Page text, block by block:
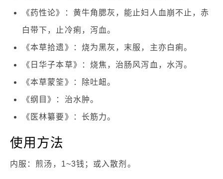
《药性论》：黄牛角腮灰，能止妇人血崩不止，赤
白带下，止冷痢，泻血。
《本草拾遗》：烧为黑灰，末服，主亦白痢。
《日华子本草》：烧焦，治肠风泻血，水泻。
《本草蒙筌》：除吐衄。
《纲目》：治水肿。
《医林纂要》：长筋力。
使用方法
内服：煎汤，1~3钱；或入散剂。